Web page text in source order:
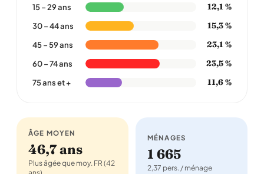
15 – 29 ans 12,1 %
30 – 44 ans 15,3 %
45 – 59 ans 23,1 %
60 – 74 ans 23,5 %
75 ans et + 11,6 %
ÂGE MOYEN
46,7 ans
Plus âgée que moy. FR (42
MÉNAGES
1 665
2,37 pers. / ménage